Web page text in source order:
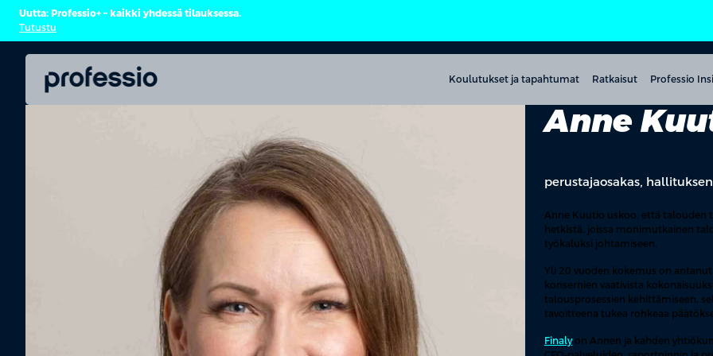
Uutta: Professio+ – kaikki yhdessä tilauksessa.
Tutustu
Koulutukset ja tapahtumat Ratkaisut Professio
Anne
perustajaosakas,
Anne Kuutio uskoo, että talouden
hetkistä, joissa monimutkainen
työkaluksi johtamiseen.
Yli 20 vuoden kokemus on
konsernien vaativista
talousprosessien kehittämiseen,
tavoitteena tukea rohkeaa
Finalyon Annen ja kahden